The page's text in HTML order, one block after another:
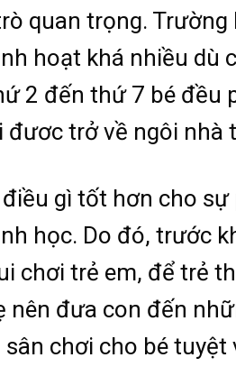
quan trọng.
hoạt khá nhiều dù
2 đến thứ 7 bé đều
đươc trở về ngôi nhà
gì tốt hơn cho
học. Do đó, trước
chơi trẻ em, để trẻ
nên đưa con đến
chơi cho bé